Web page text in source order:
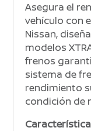
Asegura el
vehículo con
Nissan,
modelos
frenos
sistema de
rendimiento
condición de